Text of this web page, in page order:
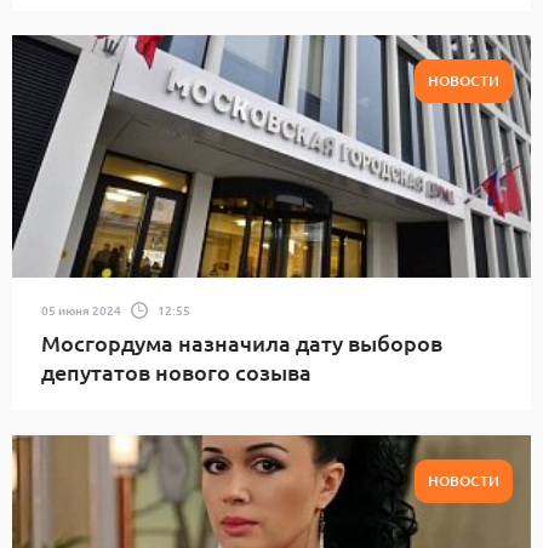
НОВОСТИ
05 июня 2024 12:55
Мосгордума назначила дату выборов
депутатов нового созыва
НОВОСТИ